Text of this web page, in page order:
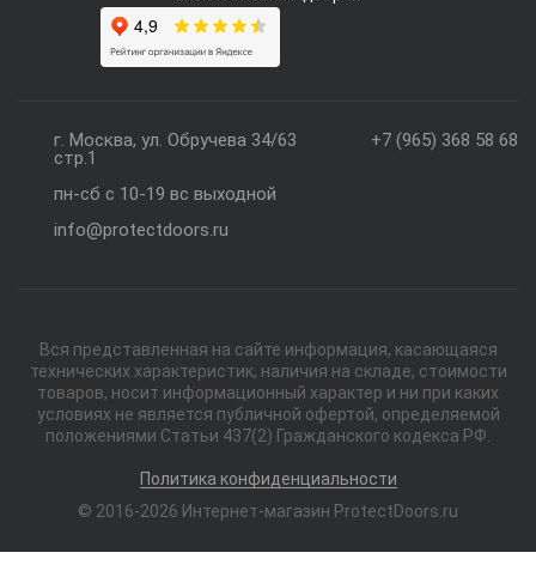
+7 (965) 368 58 68
г. Москва, ул. Обручева 34/63
стр.1
пн-сб с 10-19 вс выходной
info@protectdoors.ru
Вся представленная на сайте информация, касающаяся
технических характеристик, наличия на складе, стоимости
товаров, носит информационный характер и ни при каких
условиях не является публичной офертой, определяемой
положениями Статьи 437(2) Гражданского кодекса РФ.
Политика конфиденциальности
© 2016-2026 Интернет-магазин ProtectDoors.ru